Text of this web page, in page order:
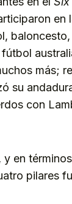
en
más;
su
con
y en
pilares